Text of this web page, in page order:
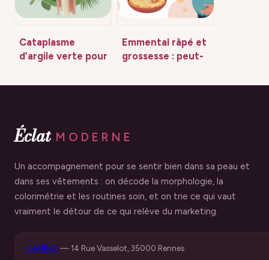
Cataplasme
d’argile verte pour
d’emploi complet
Emmental râpé et
grossesse : peut-
risque ?
Éclat MODERNE
Un accompagnement pour se sentir bien dans sa peau et
dans ses vêtements : on décode la morphologie, la
colorimétrie et les routines soin, et on trie ce qui vaut
vraiment le détour de ce qui relève du marketing.
CAMINO —14 Rue Vasselot, 35000 Rennes